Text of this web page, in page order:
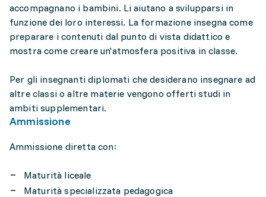
accompagnano i bambini. Li aiutano a svilupparsi in
funzione dei loro interessi. La formazione insegna come
preparare i contenuti dal punto di vista didattico e
mostra come creare un'atmosfera positiva in classe.
Per gli insegnanti diplomati che desiderano insegnare ad
altre classi o altre materie vengono offerti studi in
ambiti supplementari.
Ammissione
Ammissione diretta con:
Maturità liceale
Maturità specializzata pedagogica